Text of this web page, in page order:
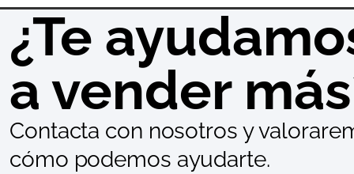
¿Te
a vender
Contacta con nosotros y
cómo podemos ayudarte.